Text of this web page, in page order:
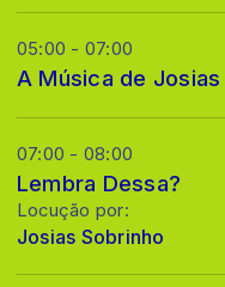
05:00 - 07:00
A Música de
07:00 - 08:00
Lembra Dessa?
Locução por:
Josias Sobrinho